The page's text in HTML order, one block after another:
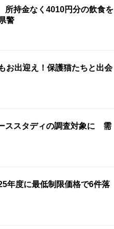
所持金なく4010円分の飲食を
警
お出迎え！保護猫たちと出会
ススタディの調査対象に 需
年度に最低制限価格で6件落